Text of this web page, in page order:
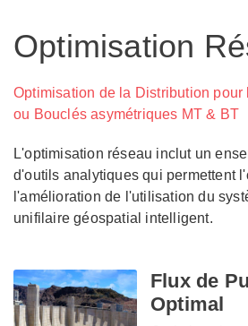
Optimisation
Optimisation de la Distribution
ou Bouclés asymétriques MT & BT
L'optimisation réseau inclut un
d'outils analytiques qui permettent
l'amélioration de l'utilisation du
unifilaire géospatial intelligent.
Flux de
Optimal